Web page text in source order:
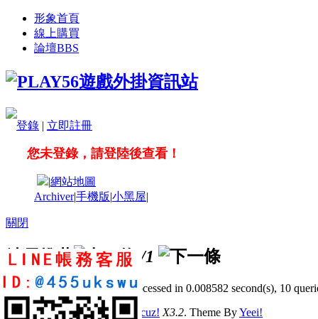
形象首頁
線上購買
論壇BBS
登錄 | 立即註冊
您未登錄，請登陸後查看！
|網站地圖
Archiver|手機版|小黑屋|
關閉
站長推薦 /1
GMT+8, 2026-8-7 23:58, Processed in 0.008582 second(s), 10
© 2001-2011 Powered byDiscuz! X3.2. Theme ByYeei!